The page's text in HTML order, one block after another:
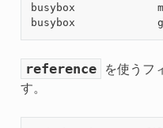
busybox
busybox
reference
を使うフ
す。